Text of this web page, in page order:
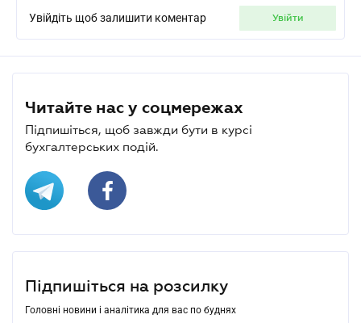
Увійдіть щоб залишити коментар увійти
Читайте нас у соцмережах
Підпишіться, щоб завжди бути в курсі
бухгалтерських подій.
Підпишіться на розсилку
Головні новини і аналітика для вас по буднях